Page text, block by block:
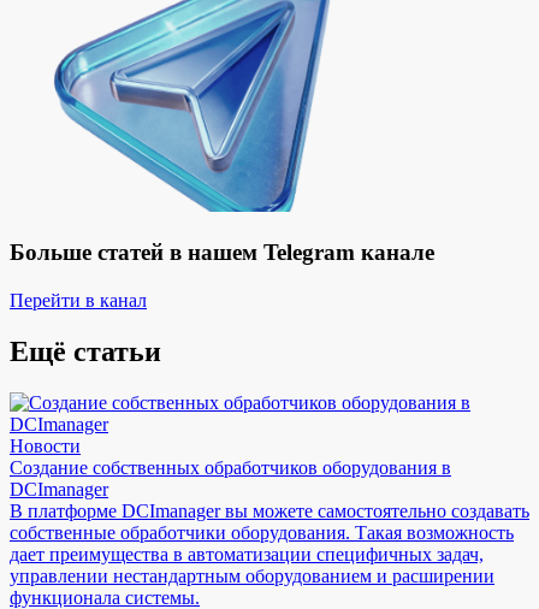
Больше статей в нашем Telegram канале
Перейти в канал
Ещё статьи
Новости
Создание собственных обработчиков оборудования в
DCImanager
В платформе DCImanager вы можете самостоятельно создавать
собственные обработчики оборудования. Такая возможность
дает преимущества в автоматизации специфичных задач,
управлении нестандартным оборудованием и расширении
функционала системы.